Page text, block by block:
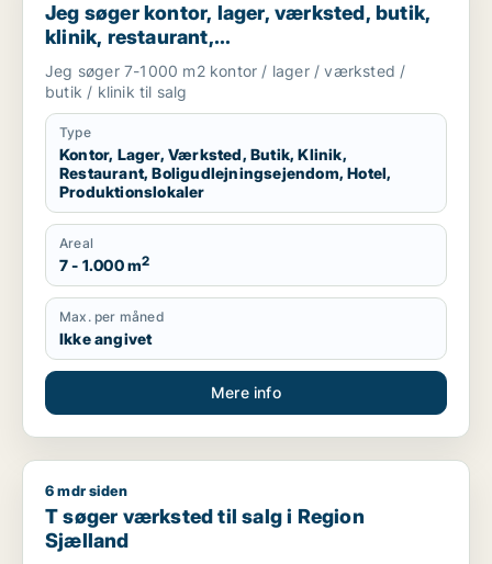
Jeg søger kontor, lager, værksted, butik,
klinik, restaurant,
boligudlejningsejendom, hotel eller
produktionslokaler til salg i Vordingborg,
Guldborgsund eller Lolland
Jeg søger 7-1000 m2 kontor / lager / værksted /
butik / klinik til salg
Type
Kontor, Lager, Værksted, Butik, Klinik,
Restaurant, Boligudlejningsejendom, Hotel,
Produktionslokaler
Areal
7 - 1.000 m2
Max. per måned
Ikke angivet
Mere info
T søger værksted til salg i Region Sjælland
6 mdr siden
T søger værksted til salg i Region
Sjælland